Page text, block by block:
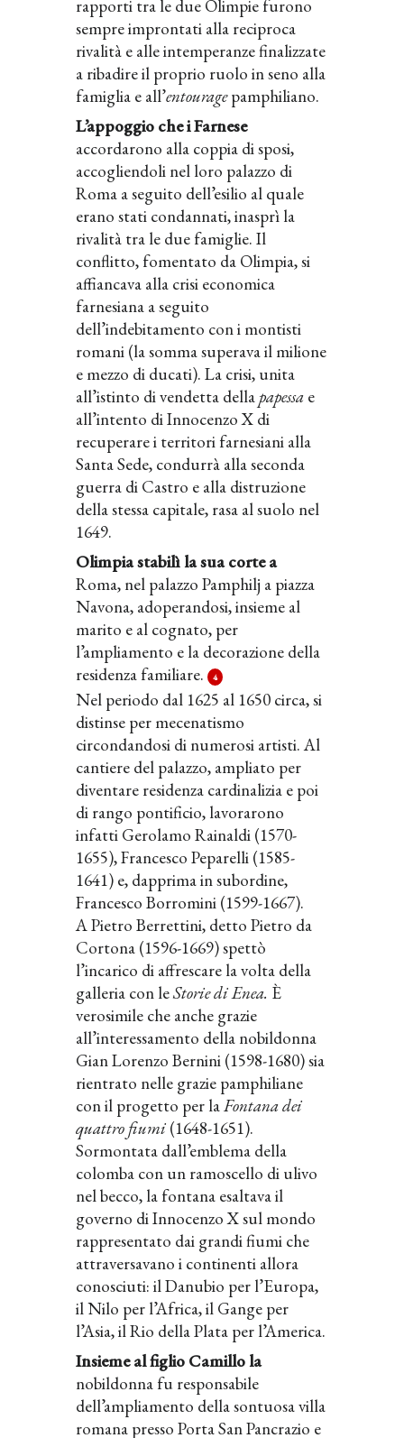
rapporti tra le due Olimpie furono
sempre improntati alla reciproca
rivalità e alle intemperanze finalizzate
a ribadire il proprio ruolo in seno alla
famiglia e all’entouragepamphiliano.
L’appoggio che i Farnese
accordarono alla coppia di sposi,
accogliendoli nel loro palazzo di
Roma a seguito dell’esilio al quale
erano stati condannati, inasprì la
rivalità tra le due famiglie. Il
conflitto, fomentato da Olimpia, si
affiancava alla crisi economica
farnesiana a seguito
dell’indebitamento con i montisti
romani (la somma superava il milione
e mezzo di ducati). La crisi, unita
all’istinto di vendetta dellapapessa e
all’intento di Innocenzo X di
recuperare i territori farnesiani alla
Santa Sede, condurrà alla seconda
guerra di Castro e alla distruzione
della stessa capitale, rasa al suolo nel
1649.
Olimpia stabilì la sua corte a
Roma, nel palazzo Pamphilj a piazza
Navona, adoperandosi, insieme al
marito e al cognato, per
l’ampliamento e la decorazione della
residenza familiare.
4
Nel periodo dal 1625 al 1650 circa, si
distinse per mecenatismo
circondandosi di numerosi artisti. Al
cantiere del palazzo, ampliato per
diventare residenza cardinalizia e poi
di rango pontificio, lavorarono
infatti Gerolamo Rainaldi (1570-
1655), Francesco Peparelli (1585-
1641) e, dapprima in subordine,
Francesco Borromini (1599-1667).
A Pietro Berrettini, detto Pietro da
Cortona (1596-1669) spettò
l’incarico di affrescare la volta della
galleria con leStorie di Enea. È
verosimile che anche grazie
all’interessamento della nobildonna
Gian Lorenzo Bernini (1598-1680) sia
rientrato nelle grazie pamphiliane
con il progetto per laFontana dei
quattro fiumi (1648-1651).
Sormontata dall’emblema della
colomba con un ramoscello di ulivo
nel becco, la fontana esaltava il
governo di Innocenzo X sul mondo
rappresentato dai grandi fiumi che
attraversavano i continenti allora
conosciuti: il Danubio per l’Europa,
il Nilo per l’Africa, il Gange per
l’Asia, il Rio della Plata per l’America.
Insieme al figlio Camillo la
nobildonna fu responsabile
dell’ampliamento della sontuosa villa
romana presso Porta San Pancrazio e